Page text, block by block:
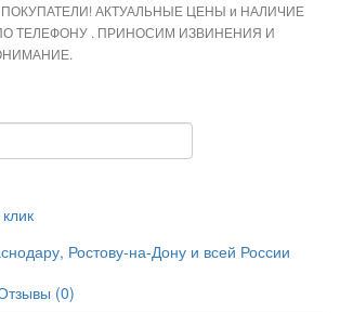
АКТУАЛЬНЫЕ ЦЕНЫ и НАЛИЧИЕ
ТЕЛЕФОНУ . ПРИНОСИМ ИЗВИНЕНИЯ И
Ростову-на-Дону и всей России
(0)